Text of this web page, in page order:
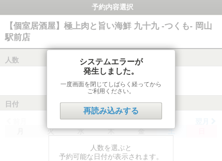
予約内容選択
【個室居酒屋】極上肉と旨い海鮮 九十九 -つくも- 岡山
駅前店
人数
日付
火 水 木 金 土
人数を選ぶと
予約可能な日付が表示されます。
システムエラーが
発生しました。
一度画面を閉じてしばらく経ってから
ご利用ください。
再読み込みする